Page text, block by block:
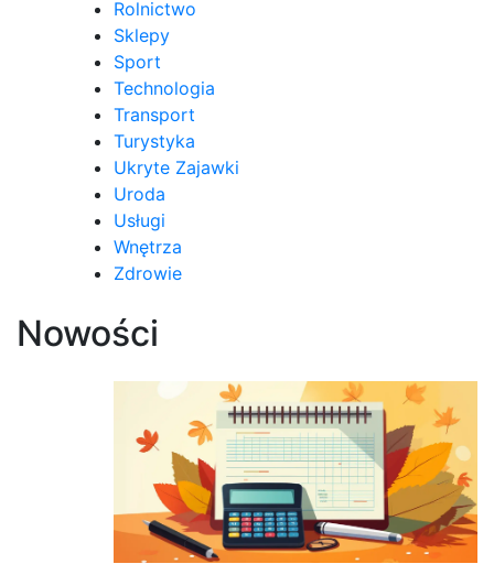
Rolnictwo
Sklepy
Sport
Technologia
Transport
Turystyka
Ukryte Zajawki
Uroda
Usługi
Wnętrza
Zdrowie
Nowości